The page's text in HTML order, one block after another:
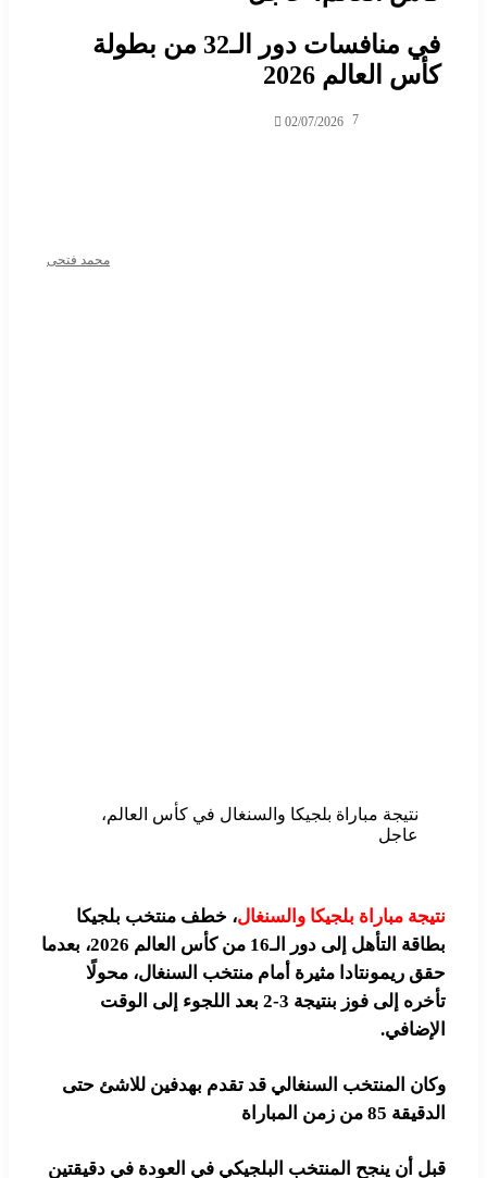
في منافسات دور الـ32 من بطولة
العالم 2026
محمد فتحى
02/07/2026
نتيجة مباراة بلجيكا والسنغال في كأس العالم،
مباراة بلجيكا والسنغال ، خطف منتخب بلجيكا
بطاقة التأهل إلى دور الـ16 من كأس العالم 2026، بعدما
ريمونتادا مثيرة أمام منتخب السنغال، محولًا
تأخره إلى فوز بنتيجة 3-2 بعد اللجوء إلى الوقت
المنتخب السنغالي قد تقدم بهدفين للاشئ حتى
أن ينجح المنتخب البلجيكي في العودة في دقيقتين